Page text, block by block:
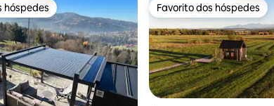
hóspedes
hóspedes Favorito dos hóspedes
Favorito dos hóspedes